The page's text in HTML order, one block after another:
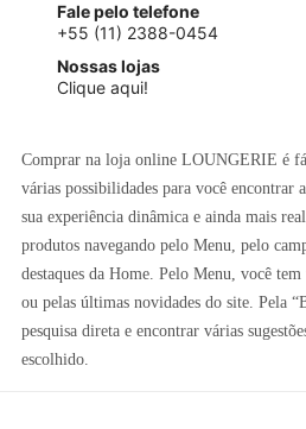
Fale pelo telefone
+55 (11) 2388-0454
Nossas lojas
Clique aqui!
Comprar na loja online LOUNGERIE é
várias possibilidades para você encontrar
sua experiência dinâmica e ainda mais
produtos navegando pelo Menu, pelo
destaques da Home. Pelo Menu, você
ou pelas últimas novidades do site. Pela
pesquisa direta e encontrar várias
escolhido.